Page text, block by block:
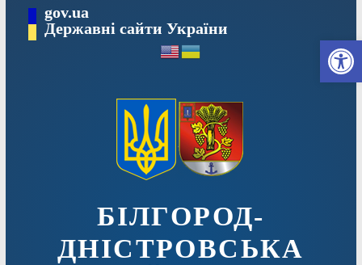
вмісту
gov.ua
Державні сайти України
БІЛГОРОД-
ДНІСТРОВСЬКА